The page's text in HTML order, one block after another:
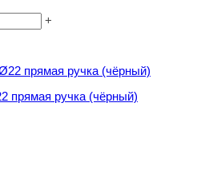
+
прямая ручка (чёрный)
прямая ручка (чёрный)